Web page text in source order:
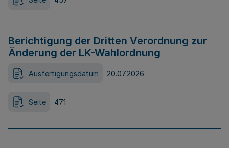
Berichtigung der Dritten Verordnung zur
Änderung der LK-Wahlordnung
Ausfertigungsdatum 20.07.2026
Seite 471